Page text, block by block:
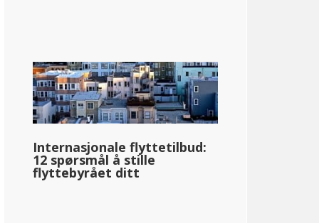
Internasjonale flyttetilbud:
12 spørsmål å stille
flyttebyrået ditt